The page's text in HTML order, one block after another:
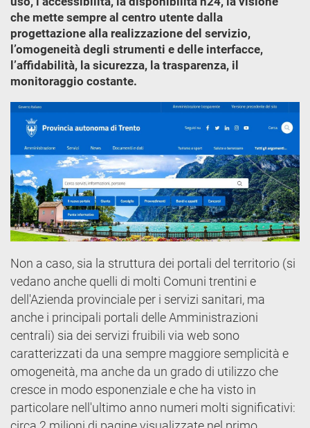
che mette sempre al centro utente dalla
progettazione alla realizzazione del servizio,
l’omogeneità degli strumenti e delle interfacce,
l’affidabilità, la sicurezza, la trasparenza, il
monitoraggio costante.
Non a caso, sia la struttura dei portali del territorio (si
vedano anche quelli di molti Comuni trentini e
dell'Azienda provinciale per i servizi sanitari, ma
anche i principali portali delle Amministrazioni
centrali) sia dei servizi fruibili via web sono
caratterizzati da una sempre maggiore semplicità e
omogeneità, ma anche da un grado di utilizzo che
cresce in modo esponenziale e che ha visto in
particolare nell'ultimo anno numeri molti significativi: